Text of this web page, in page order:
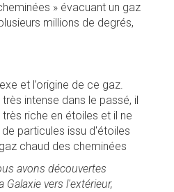
» évacuant un gaz
millions de degrés,
et l’origine de ce gaz.
intense dans le passé, il
riche en étoiles et il ne
particules issu d'étoiles
chaud des cheminées
avons découvertes
vers l'extérieur,